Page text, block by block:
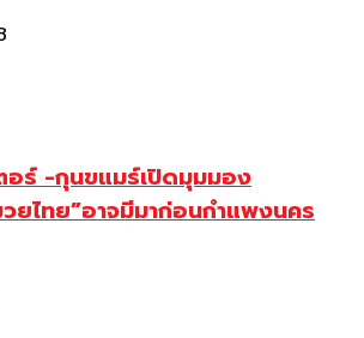
อร์ -กุนขแมร์เปิดมุมมอง
ยไทย”อาจมีมาก่อนกำแพงนคร